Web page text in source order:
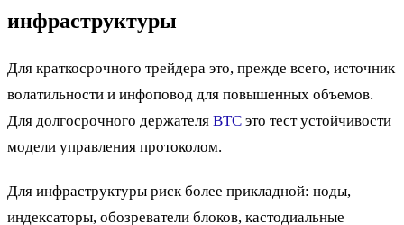
инфраструктуры
Для краткосрочного трейдера это, прежде всего, источник
волатильности и инфоповод для повышенных объемов.
Для долгосрочного держателя BTC это тест устойчивости
модели управления протоколом.
Для инфраструктуры риск более прикладной: ноды,
индексаторы, обозреватели блоков, кастодиальные